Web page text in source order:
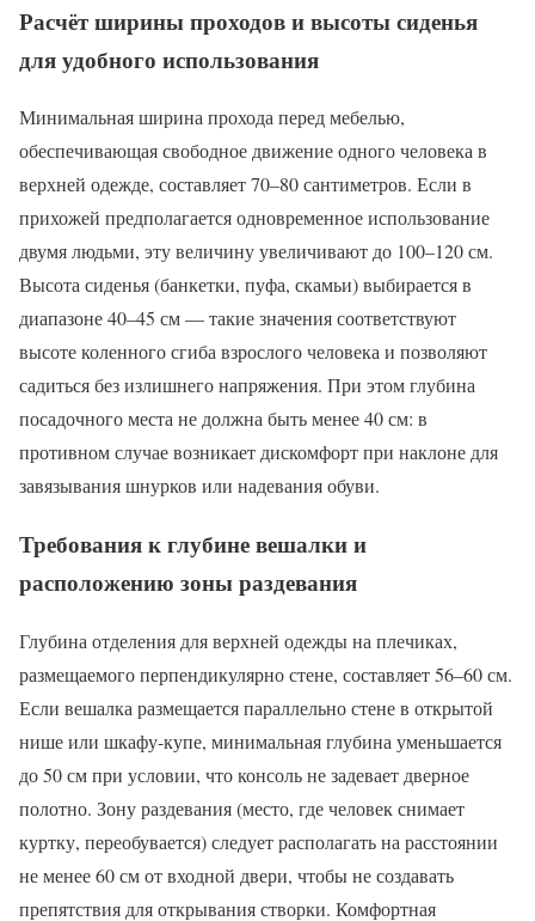
Расчёт ширины проходов и высоты сиденья
для удобного использования
Минимальная ширина прохода перед мебелью,
обеспечивающая свободное движение одного человека в
верхней одежде, составляет 70–80 сантиметров. Если в
прихожей предполагается одновременное использование
двумя людьми, эту величину увеличивают до 100–120 см.
Высота сиденья (банкетки, пуфа, скамьи) выбирается в
диапазоне 40–45 см — такие значения соответствуют
высоте коленного сгиба взрослого человека и позволяют
садиться без излишнего напряжения. При этом глубина
посадочного места не должна быть менее 40 см: в
противном случае возникает дискомфорт при наклоне для
завязывания шнурков или надевания обуви.
Требования к глубине вешалки и
расположению зоны раздевания
Глубина отделения для верхней одежды на плечиках,
размещаемого перпендикулярно стене, составляет 56–60 см.
Если вешалка размещается параллельно стене в открытой
нише или шкафу-купе, минимальная глубина уменьшается
до 50 см при условии, что консоль не задевает дверное
полотно. Зону раздевания (место, где человек снимает
куртку, переобувается) следует располагать на расстоянии
не менее 60 см от входной двери, чтобы не создавать
препятствия для открывания створки. Комфортная